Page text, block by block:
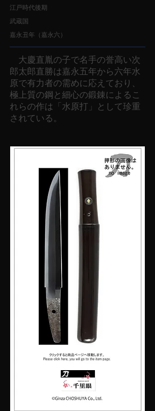
江戸時代後期
武蔵国
嘉永丑年（嘉永六）
大慶直胤の子で名手の誉高い次
郎太郎直勝は嘉永五年から六年水
原で有力者の需めに応えており、
極上質の鋼と細心の鍛錬によるこ
れらの作は「水原打」として珍重
されている。